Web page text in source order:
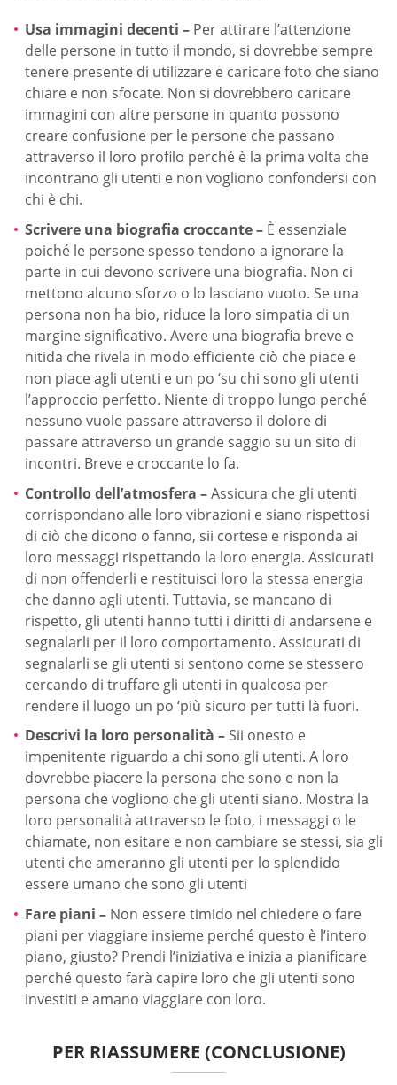
Usa immagini decenti – Per attirare l’attenzione
delle persone in tutto il mondo, si dovrebbe sempre
tenere presente di utilizzare e caricare foto che siano
chiare e non sfocate. Non si dovrebbero caricare
immagini con altre persone in quanto possono
creare confusione per le persone che passano
attraverso il loro profilo perché è la prima volta che
incontrano gli utenti e non vogliono confondersi con
chi è chi.
Scrivere una biografia croccante – È essenziale
poiché le persone spesso tendono a ignorare la
parte in cui devono scrivere una biografia. Non ci
mettono alcuno sforzo o lo lasciano vuoto. Se una
persona non ha bio, riduce la loro simpatia di un
margine significativo. Avere una biografia breve e
nitida che rivela in modo efficiente ciò che piace e
non piace agli utenti e un po ‘su chi sono gli utenti
l’approccio perfetto. Niente di troppo lungo perché
nessuno vuole passare attraverso il dolore di
passare attraverso un grande saggio su un sito di
incontri. Breve e croccante lo fa.
Controllo dell’atmosfera –Assicura che gli utenti
corrispondano alle loro vibrazioni e siano rispettosi
di ciò che dicono o fanno, sii cortese e risponda ai
loro messaggi rispettando la loro energia. Assicurati
di non offenderli e restituisci loro la stessa energia
che danno agli utenti. Tuttavia, se mancano di
rispetto, gli utenti hanno tutti i diritti di andarsene e
segnalarli per il loro comportamento. Assicurati di
segnalarli se gli utenti si sentono come se stessero
cercando di truffare gli utenti in qualcosa per
rendere il luogo un po ‘più sicuro per tutti là fuori.
Descrivi la loro personalità – Sii onesto e
impenitente riguardo a chi sono gli utenti. A loro
dovrebbe piacere la persona che sono e non la
persona che vogliono che gli utenti siano. Mostra la
loro personalità attraverso le foto, i messaggi o le
chiamate, non esitare e non cambiare se stessi, sia gli
utenti che ameranno gli utenti per lo splendido
essere umano che sono gli utenti
Fare piani – Non essere timido nel chiedere o fare
piani per viaggiare insieme perché questo è l’intero
piano, giusto? Prendi l’iniziativa e inizia a pianificare
perché questo farà capire loro che gli utenti sono
investiti e amano viaggiare con loro.
PER RIASSUMERE (CONCLUSIONE)